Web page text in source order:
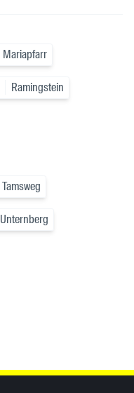
Mariapfarr
Ramingstein
Tamsweg
Unternberg